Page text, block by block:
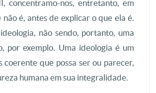
concentramo-nos, entretanto, em
é, antes de explicar o que ela é.
não sendo, portanto, uma
por exemplo. Uma ideologia é um
que possa ser ou parecer,
humana em sua integralidade.